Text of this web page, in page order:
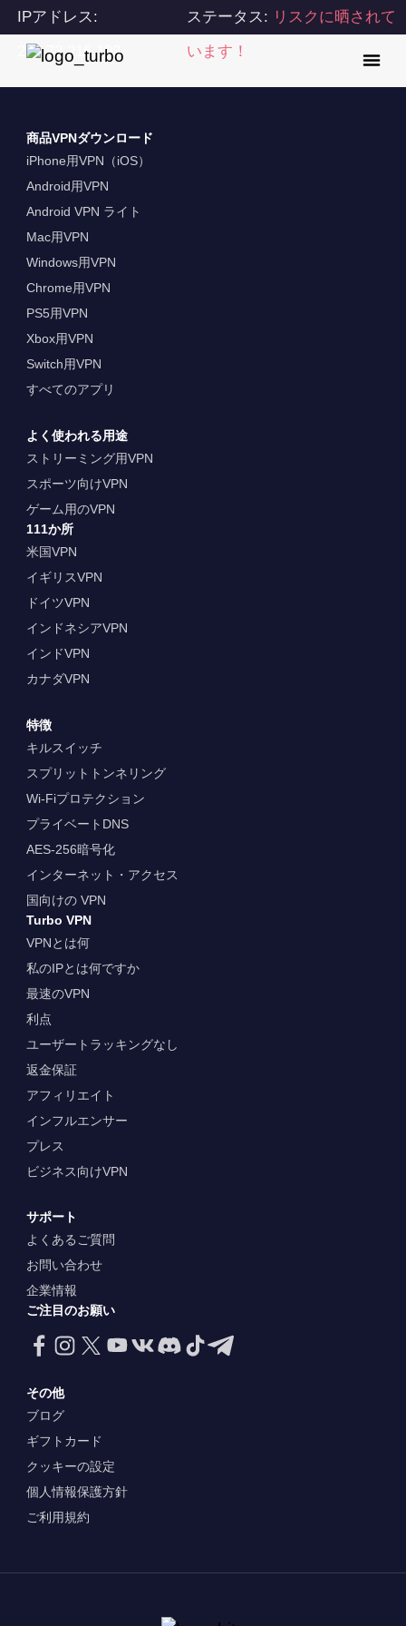
IPアドレス:
216.73.216.193
ステータス: リスクに晒されて
います！
商品VPNダウンロード
iPhone用VPN（iOS）
Android用VPN
Android VPN ライト
Mac用VPN
Windows用VPN
Chrome用VPN
PS5用VPN
Xbox用VPN
Switch用VPN
すべてのアプリ
よく使われる用途
ストリーミング用VPN
スポーツ向けVPN
ゲーム用のVPN
111か所
米国VPN
イギリスVPN
ドイツVPN
インドネシアVPN
インドVPN
カナダVPN
特徴
キルスイッチ
スプリットトンネリング
Wi-Fiプロテクション
プライベートDNS
AES-256暗号化
インターネット・アクセス
国向けの VPN
Turbo VPN
VPNとは何
私のIPとは何ですか
最速のVPN
利点
ユーザートラッキングなし
返金保証
アフィリエイト
インフルエンサー
プレス
ビジネス向けVPN
サポート
よくあるご質問
お問い合わせ
企業情報
ご注目のお願い
その他
ブログ
ギフトカード
クッキーの設定
個人情報保護方針
ご利用規約